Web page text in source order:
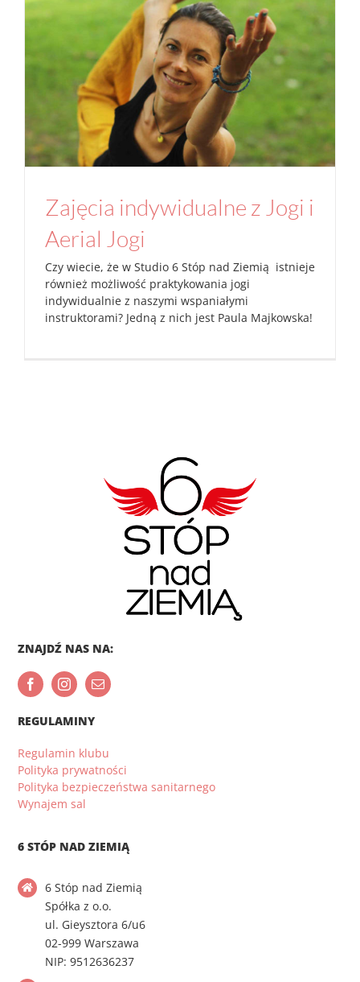
Zajęcia indywidualne z Jogi i Aerial Jogi
Aktualności Studio
Zajęcia indywidualne z Jogi i
Aerial Jogi
Czy wiecie, że w Studio 6 Stóp nad Ziemią istnieje
również możliwość praktykowania jogi
indywidualnie z naszymi wspaniałymi
instruktorami? Jedną z nich jest Paula Majkowska!
ZNAJDŹ NAS NA:
REGULAMINY
Regulamin klubu
Polityka prywatności
Polityka bezpieczeństwa sanitarnego
Wynajem sal
6 STÓP NAD ZIEMIĄ
6 Stóp nad Ziemią
Spółka z o.o.
ul. Gieysztora 6/u6
02-999 Warszawa
NIP: 9512636237